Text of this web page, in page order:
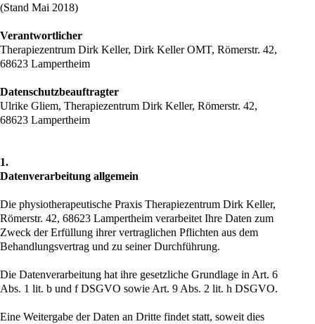
(Stand Mai 2018)
Verantwortlicher
Therapiezentrum Dirk Keller, Dirk Keller OMT, Römerstr. 42,
68623 Lampertheim
Datenschutzbeauftragter
Ulrike Gliem, Therapiezentrum Dirk Keller, Römerstr. 42,
68623 Lampertheim
1.
Datenverarbeitung allgemein
Die physiotherapeutische Praxis Therapiezentrum Dirk Keller,
Römerstr. 42, 68623 Lampertheim verarbeitet Ihre Daten zum
Zweck der Erfüllung ihrer vertraglichen Pflichten aus dem
Behandlungsvertrag und zu seiner Durchführung.
Die Datenverarbeitung hat ihre gesetzliche Grundlage in Art. 6
Abs. 1 lit. b und f DSGVO sowie Art. 9 Abs. 2 lit. h DSGVO.
Eine Weitergabe der Daten an Dritte findet statt, soweit dies